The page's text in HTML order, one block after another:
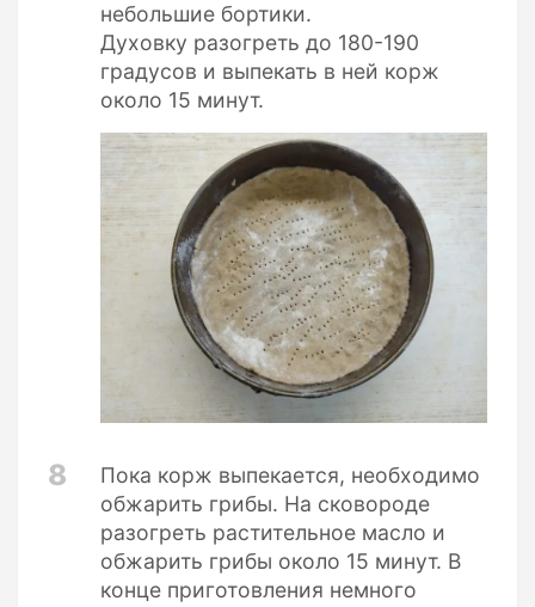
небольшие бортики.
Духовку разогреть до 180-190
градусов и выпекать в ней корж
около 15 минут.
8
Пока корж выпекается, необходимо
обжарить грибы. На сковороде
разогреть растительное масло и
обжарить грибы около 15 минут. В
конце приготовления немного